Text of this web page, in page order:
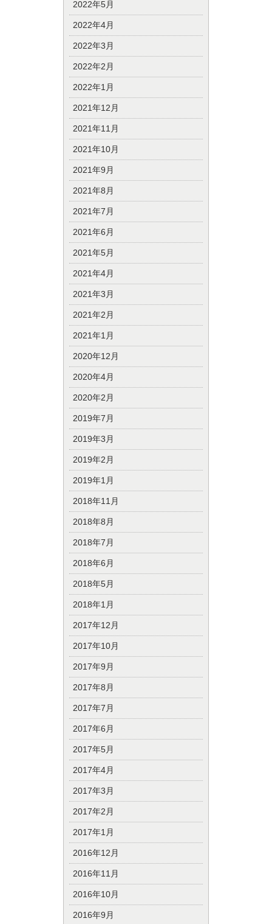
2022年5月
2022年4月
2022年3月
2022年2月
2022年1月
2021年12月
2021年11月
2021年10月
2021年9月
2021年8月
2021年7月
2021年6月
2021年5月
2021年4月
2021年3月
2021年2月
2021年1月
2020年12月
2020年4月
2020年2月
2019年7月
2019年3月
2019年2月
2019年1月
2018年11月
2018年8月
2018年7月
2018年6月
2018年5月
2018年1月
2017年12月
2017年10月
2017年9月
2017年8月
2017年7月
2017年6月
2017年5月
2017年4月
2017年3月
2017年2月
2017年1月
2016年12月
2016年11月
2016年10月
2016年9月